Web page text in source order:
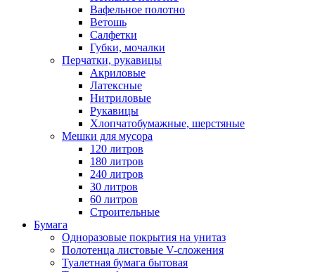
Вафельное полотно
Ветошь
Салфетки
Губки, мочалки
Перчатки, рукавицы
Акриловые
Латексные
Нитриловые
Рукавицы
Хлопчатобумажные, шерстяные
Мешки для мусора
120 литров
180 литров
240 литров
30 литров
60 литров
Строительные
Бумага
Одноразовые покрытия на унитаз
Полотенца листовые V-сложения
Туалетная бумага бытовая